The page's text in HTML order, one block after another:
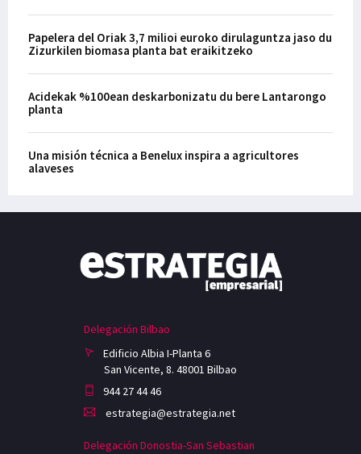
Papelera del Oriak 3,7 milioi euroko dirulaguntza jaso du
Zizurkilen biomasa planta bat eraikitzeko
Acidekak %100ean deskarbonizatu du bere Lantarongo
planta
Una misión técnica a Benelux inspira a agricultores
alaveses
Delegación Bilbao
Edificio Albia I-Planta 6
San Vicente, 8. 48001 Bilbao
944 27 44 46
estrategia@estrategia.net
Delegación Donostia-San Sebastian